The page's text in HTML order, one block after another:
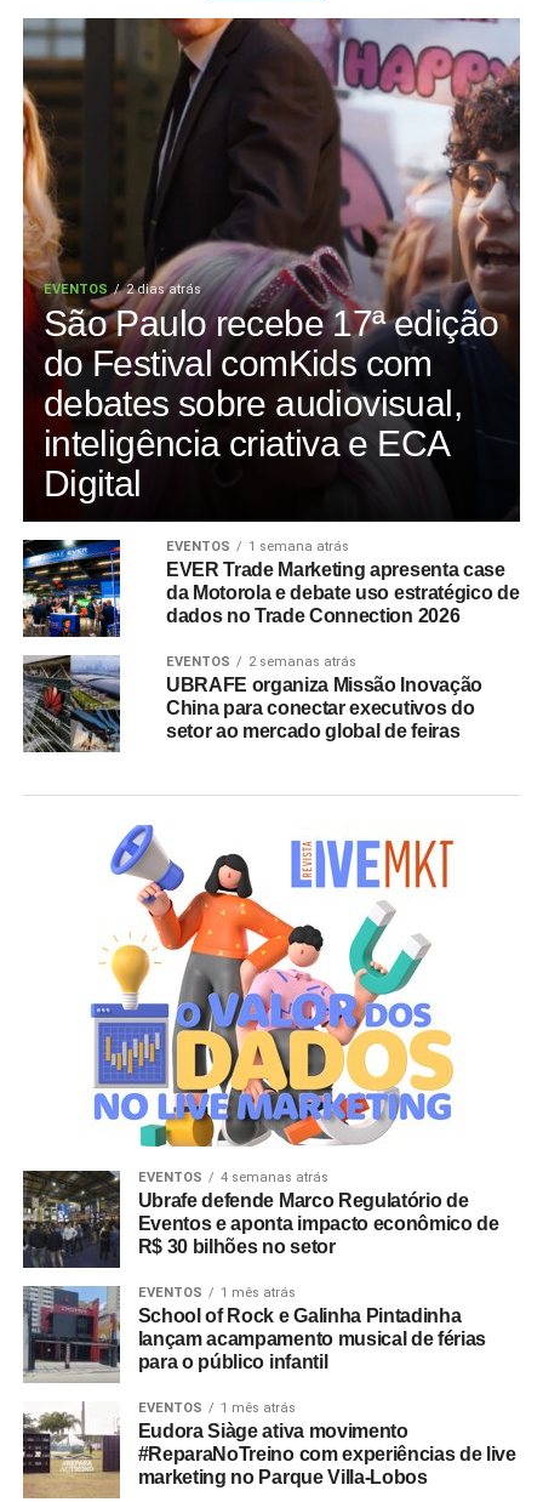
EVENTOS 2 dias atrás
São Paulo recebe 17ª edição
do Festival comKids com
debates sobre audiovisual,
inteligência criativa e ECA
Digital
EVENTOS 1 semana atrás
EVER Trade Marketing apresenta case
da Motorola e debate uso estratégico de
dados no Trade Connection 2026
EVENTOS 2 semanas atrás
UBRAFE organiza Missão Inovação
China para conectar executivos do
setor ao mercado global de feiras
EVENTOS 4 semanas atrás
Ubrafe defende Marco Regulatório de
Eventos e aponta impacto econômico de
R$ 30 bilhões no setor
EVENTOS 1 mês atrás
School of Rock e Galinha Pintadinha
lançam acampamento musical de férias
para o público infantil
EVENTOS 1 mês atrás
Eudora Siàge ativa movimento
#ReparaNoTreino com experiências de live
marketing no Parque Villa-Lobos